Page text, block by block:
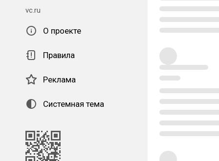
vc.ru
О проекте
Правила
Реклама
Системная тема